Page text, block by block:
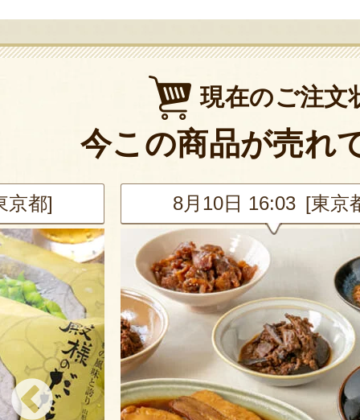
現在のご注文
今この商品が売れ
京都] 8月10日 16:03 [東京